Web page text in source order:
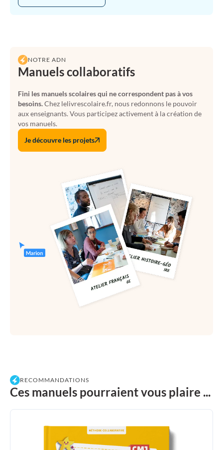
NOTRE ADN
Manuels collaboratifs
Fini les manuels scolaires qui ne correspondent pas à vos
besoins.Chez lelivrescolaire.fr, nous redonnons le pouvoir
aux enseignants. Vous participez activement à la création de
vos manuels.
Je découvre les projets
RECOMMANDATIONS
Ces manuels pourraient vous plaire ...